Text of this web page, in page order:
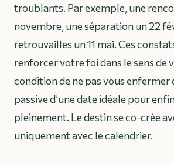
troublants. Par exemple, une
novembre, une séparation un 22
retrouvailles un 11 mai. Ces
renforcer votre foi dans le sens de
condition de ne pas vous enfermer
passive d’une date idéale pour
pleinement. Le destin se co-crée
uniquement avec le calendrier.